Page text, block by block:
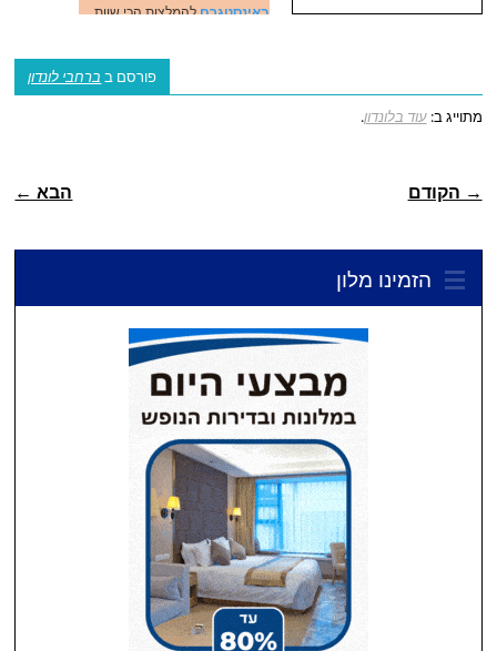
באינסטגרםלהמלצות הכי שוות
המסעדות המומלצותשלנו כדי
פורסם ב ברחבי לונדון
מתוייג ב:עוד בלונדון.
→ הקודם הבא ←
הזמינו מלון